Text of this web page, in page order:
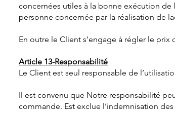
concernées utiles à la bonne exécution de
personne concernée par la réalisation de
En outre le Client s’engage à régler le
Article 13-Responsabilité
Le Client est seul responsable de
Il est convenu que Notre responsabilité
commande. Est exclue l’indemnisation